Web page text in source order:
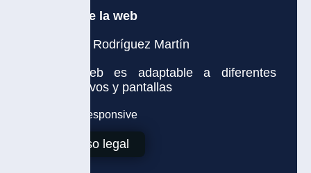
Rodríguez Martín
es adaptable a diferentes